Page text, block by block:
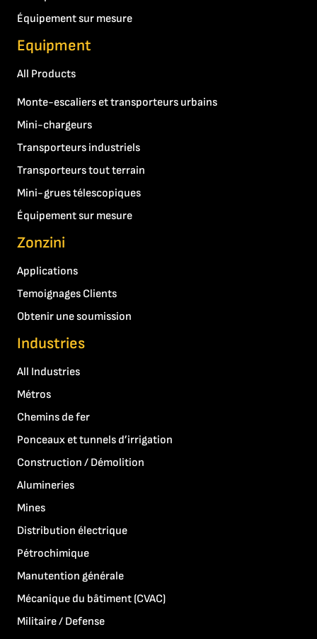
Équipement sur mesure
Equipment
All Products
Monte-escaliers et transporteurs urbains
Mini-chargeurs
Transporteurs industriels
Transporteurs tout terrain
Mini-grues télescopiques
Équipement sur mesure
Zonzini
Applications
Temoignages Clients
Obtenir une soumission
Industries
All Industries
Métros
Chemins de fer
Ponceaux et tunnels d’irrigation
Construction / Démolition
Alumineries
Mines
Distribution électrique
Pétrochimique
Manutention générale
Mécanique du bâtiment (CVAC)
Militaire / Defense